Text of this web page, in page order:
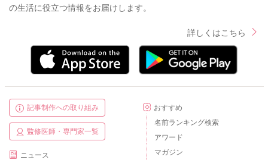
の生活に役立つ情報をお届けします。
詳しくはこちら
記事制作への取り組み
監修医師・専門家一覧
ニュース
おすすめ
名前ランキング検索
アワード
マガジン